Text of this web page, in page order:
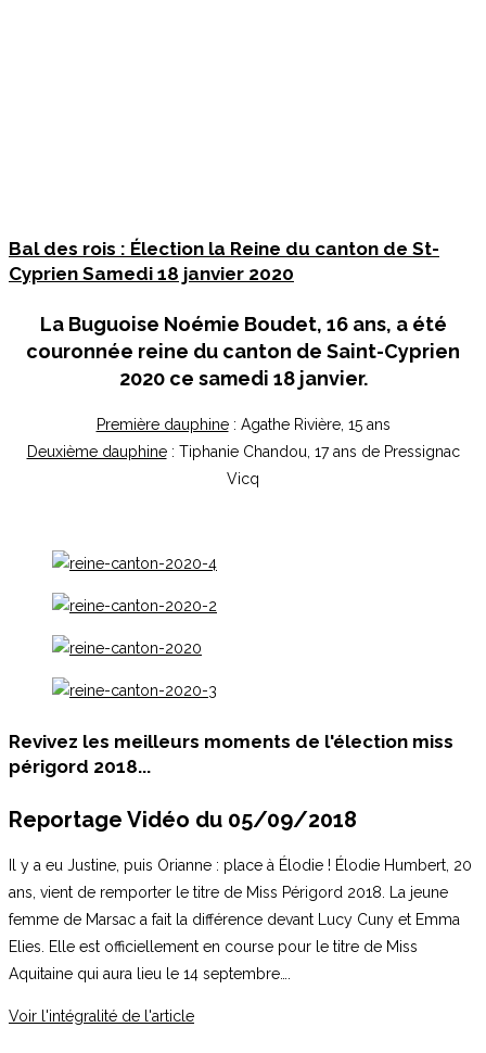
Bal des rois : Élection la Reine du canton de St-
Cyprien Samedi 18 janvier 2020
La Buguoise Noémie Boudet, 16 ans, a été
couronnée reine du canton de Saint-Cyprien
2020 ce samedi 18 janvier.
Première dauphine: Agathe Rivière, 15 ans
Deuxième dauphine: Tiphanie Chandou, 17 ans de Pressignac
Vicq
Revivez les meilleurs moments de l'élection miss
périgord 2018...
Reportage Vidéo du 05/09/2018
Il y a eu Justine, puis Orianne : place à Élodie ! Élodie Humbert, 20
ans, vient de remporter le titre de Miss Périgord 2018. La jeune
femme de Marsac a fait la différence devant Lucy Cuny et Emma
Elies. Elle est officiellement en course pour le titre de Miss
Aquitaine qui aura lieu le 14 septembre….
Voir l'intégralité de l'article